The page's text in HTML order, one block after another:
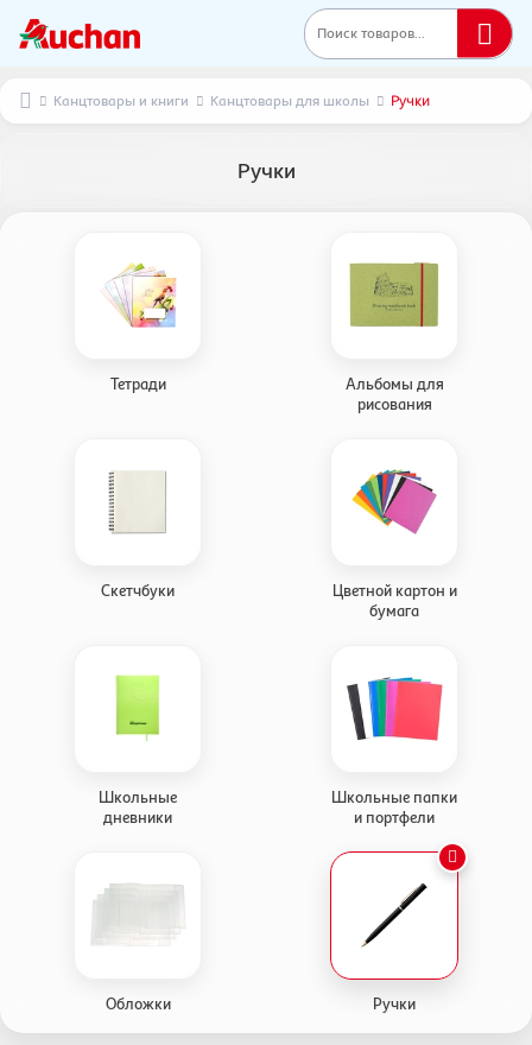
Поиск товаров...
Канцтовары и книги Канцтовары для школы Ручки
Ручки
Тетради
Альбомы для
рисования
Скетчбуки
Цветной картон и
бумага
Школьные
дневники
Школьные папки
и портфели
Обложки Ручки